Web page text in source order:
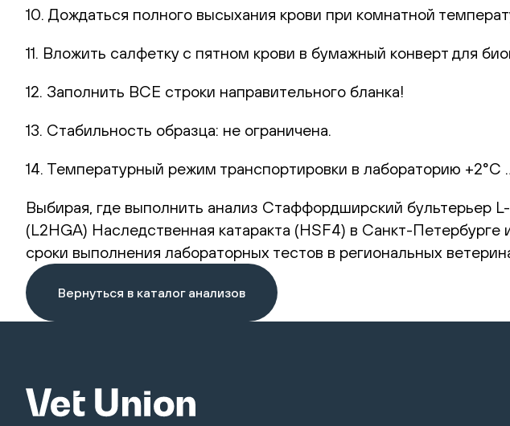
10. Дождаться полного высыхания крови при комнатной
11. Вложить салфетку с пятном крови в бумажный конверт для
12. Заполнить ВСЕ строки направительного бланка!
13. Стабильность образца: не ограничена.
14. Температурный режим транспортировки в лабораторию +2°С
Выбирая, где выполнить анализ Стаффордширский бультерьер
(L2HGA) Наследственная катаракта (HSF4) в Санкт-
сроки выполнения лабораторных тестов в региональных
Вернуться в каталог анализов